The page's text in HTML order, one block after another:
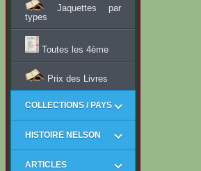
Jaquettes par
types
Toutes les 4ème
Prix des Livres
COLLECTIONS / PAYS
HISTOIRE NELSON
ARTICLES